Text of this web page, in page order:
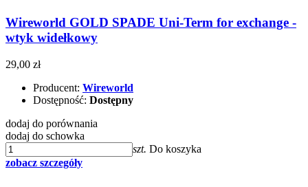
Wireworld GOLD SPADE Uni-Term for exchange -
wtyk widełkowy
29,00 zł
Producent: Wireworld
Dostępność: Dostępny
dodaj do porównania
dodaj do schowka
szt. Do koszyka
zobacz szczegóły